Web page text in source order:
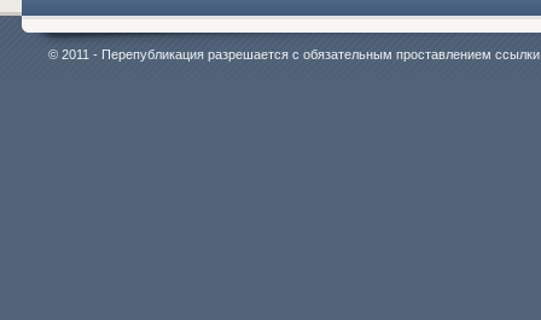
© 2011 - Перепубликация разрешается с обязательным проставлением